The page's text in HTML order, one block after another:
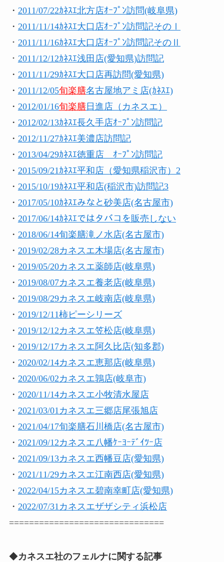
・ 2011/07/22ｶﾈｽｴ北方店ｵｰﾌﾟﾝ訪問(岐阜県)
・ 2011/11/14ｶﾈｽｴ大口店ｵｰﾌﾟﾝ訪問記そのⅠ
・ 2011/11/16ｶﾈｽｴ大口店ｵｰﾌﾟﾝ訪問記そのⅡ
・ 2011/12/12ｶﾈｽｴ浅田店(愛知県)訪問記
・ 2011/11/29ｶﾈｽｴ大口店再訪問(愛知県)
・ 2011/12/05旬楽膳名古屋地アミ店(ｶﾈｽｴ)
・ 2012/01/16旬楽膳日進店（カネスエ）
・ 2012/02/13ｶﾈｽｴ長久手店ｵｰﾌﾟﾝ訪問記
・ 2012/11/27ｶﾈｽｴ美濃店訪問記
・ 2013/04/29ｶﾈｽｴ徳重店 ｵｰﾌﾟﾝ訪問記
・ 2015/09/21ｶﾈｽｴ平和店（愛知県稲沢市）2
・ 2015/10/19ｶﾈｽｴ平和店(稲沢市)訪問記3
・ 2017/05/10ｶﾈｽｴみなと砂美店(名古屋市)
・ 2017/06/14ｶﾈｽｴではタバコを販売しない
・ 2018/06/14旬楽膳滝ノ水店(名古屋市)
・ 2019/02/28カネスエ木場店(名古屋市)
・ 2019/05/20カネスエ薬師店(岐阜県)
・ 2019/08/07カネスエ養老店(岐阜県)
・ 2019/08/29カネスエ岐南店(岐阜県)
・ 2019/12/11柿ピーシリーズ
・ 2019/12/12カネスエ笠松店(岐阜県)
・ 2019/12/17カネスエ阿久比店(知多郡)
・ 2020/02/14カネスエ恵那店(岐阜県)
・ 2020/06/02カネスエ鶉店(岐阜市)
・ 2020/11/14カネスエ小牧清水屋店
・ 2021/03/01カネスエ三郷店尾張旭店
・ 2021/04/17旬楽膳石川橋店(名古屋市)
・ 2021/09/12カネスエ八幡ｹｰﾖｰﾃﾞｲﾂｰ店
・ 2021/09/13カネスエ西幡豆店(愛知県)
・ 2021/11/29カネスエ江南西店(愛知県)
・ 2022/04/15カネスエ碧南幸町店(愛知県)
・ 2022/07/31カネスエザザシティ浜松店
===============================
◆カネスエ社のフェルナに関する記事